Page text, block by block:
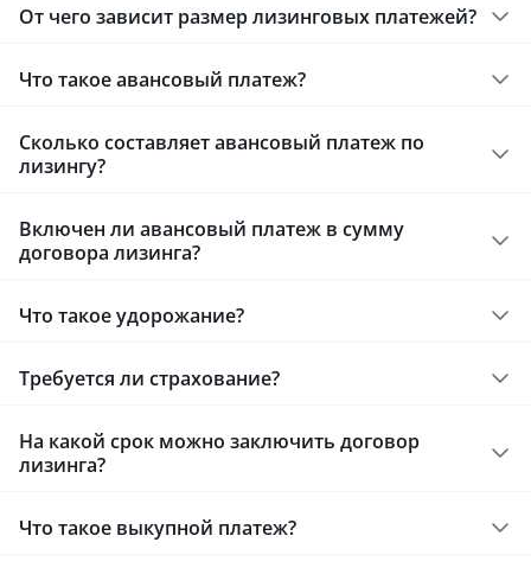
От чего зависит размер лизинговых платежей?
Что такое авансовый платеж?
Сколько составляет авансовый платеж по
лизингу?
Включен ли авансовый платеж в сумму
договора лизинга?
Что такое удорожание?
Требуется ли страхование?
На какой срок можно заключить договор
лизинга?
Что такое выкупной платеж?